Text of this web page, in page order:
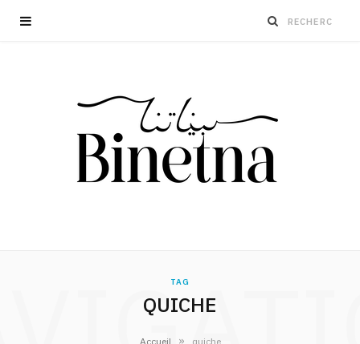
TAG
QUICHE
Accueil » quiche